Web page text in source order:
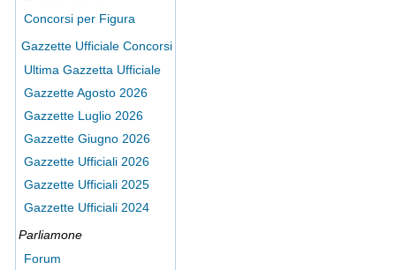
Concorsi per Figura
Gazzette Ufficiale Concorsi
Ultima Gazzetta Ufficiale
Gazzette Agosto 2026
Gazzette Luglio 2026
Gazzette Giugno 2026
Gazzette Ufficiali 2026
Gazzette Ufficiali 2025
Gazzette Ufficiali 2024
Parliamone
Forum